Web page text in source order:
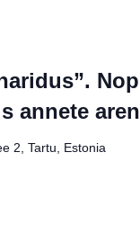
annete
2, Tartu, Estonia